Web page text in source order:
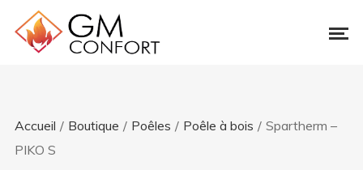
Accueil / Boutique / Poêles / Poêle à bois / Spartherm –
PIKO S